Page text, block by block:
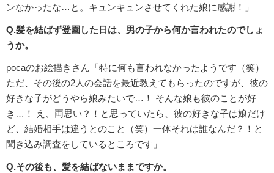
ンなかったな…と。キュンキュンさせてくれた娘に感謝！」
Q.髪を結ばず登園した日は、男の子から何か言われたのでしょ
うか。
pocaのお絵描きさん「特に何も言われなかったようです（笑）
ただ、その後の2人の会話を最近教えてもらったのですが、彼の
好きな子がどうやら娘みたいで…！ そんな娘も彼のことが好
き…！ え、両思い？！と思っていたら、彼の好きな子は娘だけ
ど、結婚相手は違うとのこと（笑）一体それは誰なんだ？！と
聞き込み調査をしているところです」
Q.その後も、髪を結ばないままですか。